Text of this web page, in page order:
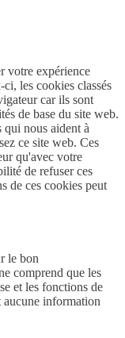
votre expérience
les cookies classés
car ils sont
de base du site web.
qui nous aident à
ce site web. Ces
qu'avec votre
de refuser ces
de ces cookies peut
le bon
comprend que les
et les fonctions de
aucune information